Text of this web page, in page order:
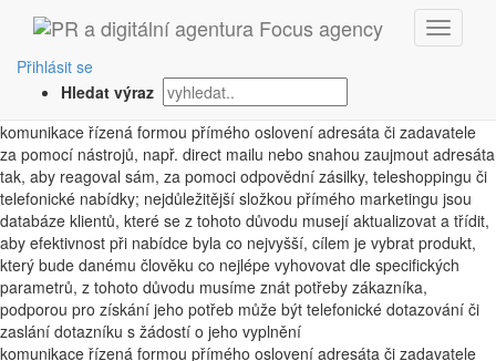
Přihlásit se
Hledat výraz
‹ Zpět
přímý marketing
komunikace řízená formou přímého oslovení adresáta či zadavatele
za pomocí nástrojů, např. direct mailu nebo snahou zaujmout adresáta
tak, aby reagoval sám, za pomoci odpovědní zásilky, teleshoppingu či
telefonické nabídky; nejdůležitější složkou přímého marketingu jsou
databáze klientů, které se z tohoto důvodu musejí aktualizovat a třídit,
aby efektivnost při nabídce byla co nejvyšší, cílem je vybrat produkt,
který bude danému člověku co nejlépe vyhovovat dle specifických
parametrů, z tohoto důvodu musíme znát potřeby zákazníka,
podporou pro získání jeho potřeb může být telefonické dotazování či
zaslání dotazníku s žádostí o jeho vyplnění
komunikace řízená formou přímého oslovení adresáta či zadavatele